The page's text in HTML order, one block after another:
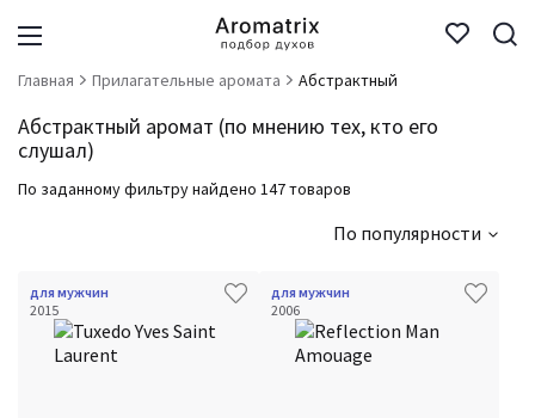
Главная Прилагательные аромата Абстрактный
Абстрактный аромат (по мнению тех, кто его
слушал)
По заданному фильтру найдено 147 товаров
По популярности
для мужчин
2015
для мужчин
2006